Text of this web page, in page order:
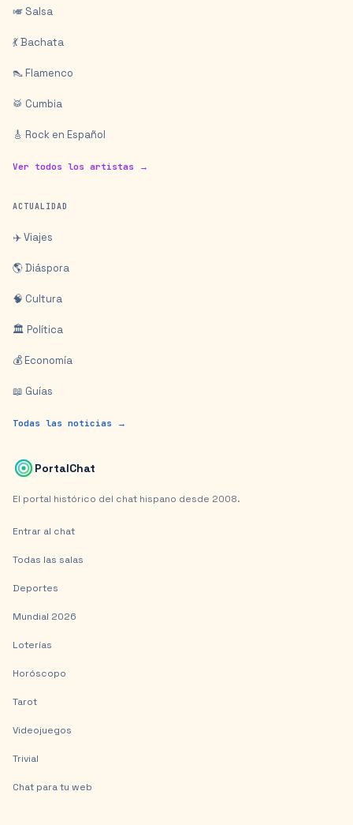
🎺 Salsa
💃 Bachata
👠 Flamenco
🥁 Cumbia
🎸 Rock en Español
Ver todos los artistas →
ACTUALIDAD
✈️ Viajes
🌎 Diáspora
🧠 Cultura
🏛️ Política
💰 Economía
📖 Guías
Todas las noticias →
PortalChat
El portal histórico del chat hispano desde 2008.
Entrar al chat
Todas las salas
Deportes
Mundial 2026
Loterías
Horóscopo
Tarot
Videojuegos
Trivial
Chat para tu web